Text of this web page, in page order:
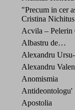
"Precum in cer
Cristina
Acvila – Pelerin
Albastru de…
Alexandru
Alexandru
Anomismia
Antideontologu'
Apostolia